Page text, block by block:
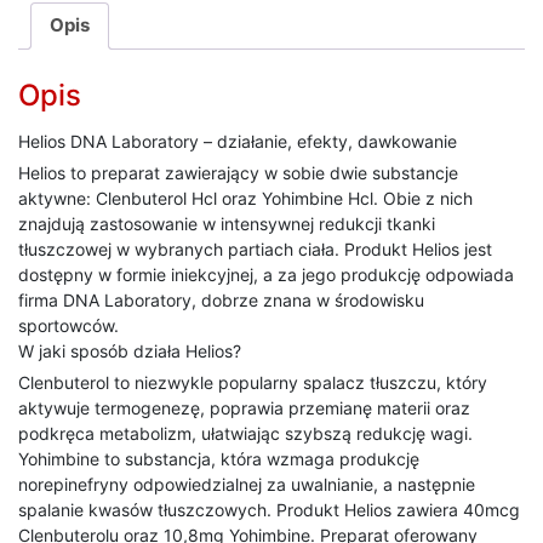
Opis
Opis
Helios DNA Laboratory – działanie, efekty, dawkowanie
Helios to preparat zawierający w sobie dwie substancje
aktywne: Clenbuterol Hcl oraz Yohimbine Hcl. Obie z nich
znajdują zastosowanie w intensywnej redukcji tkanki
tłuszczowej w wybranych partiach ciała. Produkt Helios jest
dostępny w formie iniekcyjnej, a za jego produkcję odpowiada
firma DNA Laboratory, dobrze znana w środowisku
sportowców.
W jaki sposób działa Helios?
Clenbuterol to niezwykle popularny spalacz tłuszczu, który
aktywuje termogenezę, poprawia przemianę materii oraz
podkręca metabolizm, ułatwiając szybszą redukcję wagi.
Yohimbine to substancja, która wzmaga produkcję
norepinefryny odpowiedzialnej za uwalnianie, a następnie
spalanie kwasów tłuszczowych. Produkt Helios zawiera 40mcg
Clenbuterolu oraz 10,8mg Yohimbine. Preparat oferowany